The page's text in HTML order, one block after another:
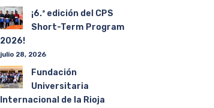
¡6.ª edición del CPS
Short-Term Program
2026!
julio 28, 2026
Fundación
Universitaria
Internacional de la Rioja